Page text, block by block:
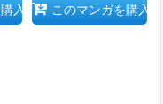
入 このマンガを購入